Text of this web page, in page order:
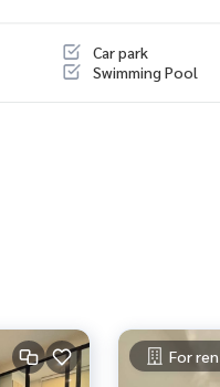
Car park
Swimming Pool
For